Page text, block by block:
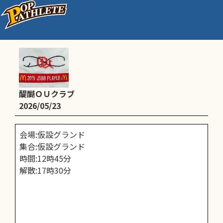
練習or練習試合
醍醐ＯＵクラブ
2026/05/23
会場:仮設グランド
集合:仮設グランド
時間:12時45分
解散:17時30分